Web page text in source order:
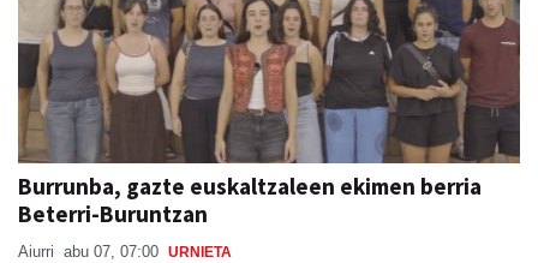
Burrunba, gazte euskaltzaleen ekimen berria
Beterri-Buruntzan
Aiurri abu 07, 07:00 URNIETA